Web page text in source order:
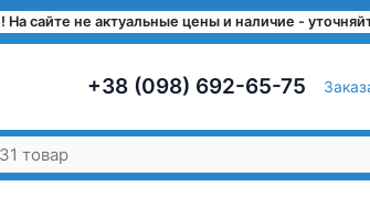
На сайте не актуальные цены и наличие -
+38 (098) 692-65-75